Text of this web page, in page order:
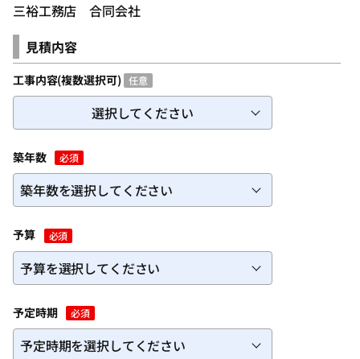
パスワードを入力
パスワードを忘れた方
三裕工務店 合同会社
見積内容
工事内容(複数選択可) 任意
選択してください
築年数 必須
予算 必須
予定時期 必須